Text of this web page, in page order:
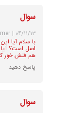
سوال
| ۰۴/۱۱/۱۳
با سلام آیا
اصل است؟ آیا
هم فلش خور
پاسخ دهید
سوال